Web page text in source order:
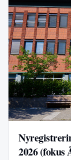
2026 (fokus